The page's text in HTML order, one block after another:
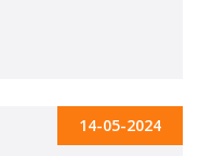
14-05-2024